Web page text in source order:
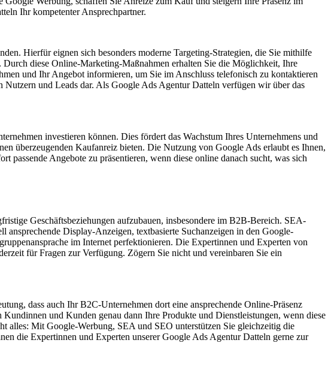
Ihr kompetenter Ansprechpartner.
Hierfür eignen sich besonders moderne Targeting-Strategien, die Sie mithilfe
diese Online-Marketing-Maßnahmen erhalten Sie die Möglichkeit, Ihre
und Ihr Angebot informieren, um Sie im Anschluss telefonisch zu kontaktieren
und Leads dar. Als Google Ads Agentur Datteln verfügen wir über das
investieren können. Dies fördert das Wachstum Ihres Unternehmens und
überzeugenden Kaufanreiz bieten. Die Nutzung von Google Ads erlaubt es Ihnen,
Angebote zu präsentieren, wenn diese online danach sucht, was sich
Geschäftsbeziehungen aufzubauen, insbesondere im B2B-Bereich. SEA-
Display-Anzeigen, textbasierte Suchanzeigen in den Google-
im Internet perfektionieren. Die Expertinnen und Experten von
für Fragen zur Verfügung. Zögern Sie nicht und vereinbaren Sie ein
dass auch Ihr B2C-Unternehmen dort eine ansprechende Online-Präsenz
und Kunden genau dann Ihre Produkte und Dienstleistungen, wenn diese
alles: Mit Google-Werbung, SEA und SEO unterstützen Sie gleichzeitig die
die Expertinnen und Experten unserer Google Ads Agentur Datteln gerne zur